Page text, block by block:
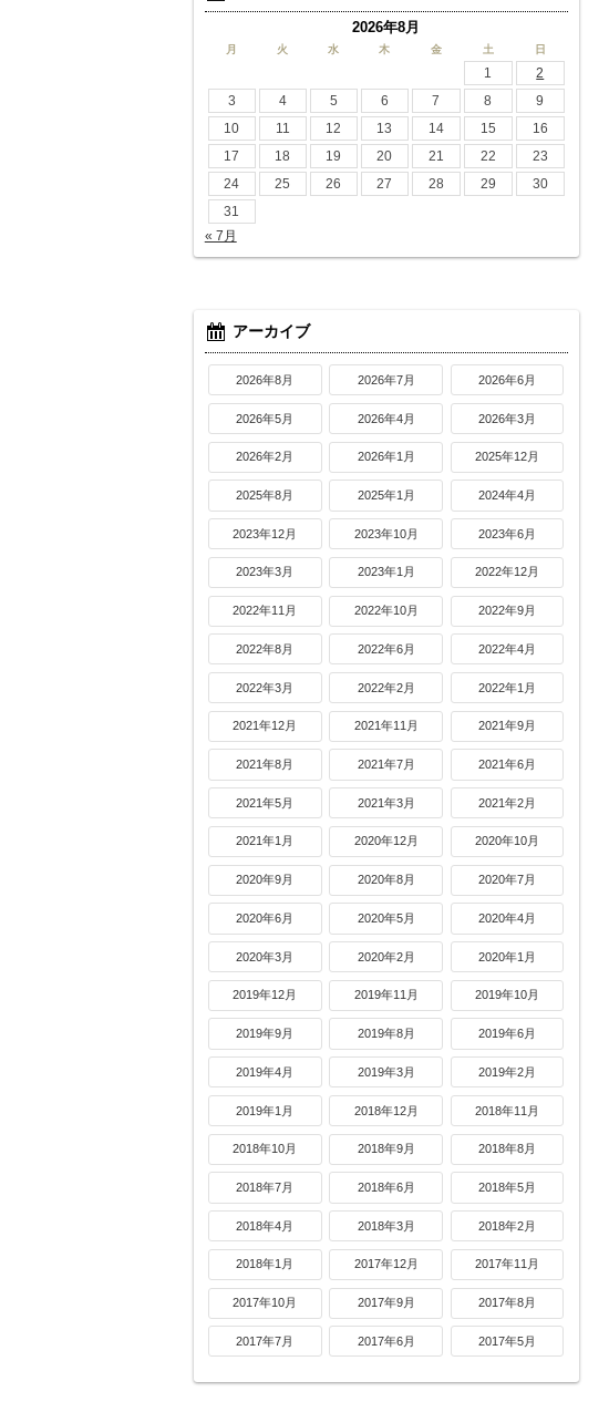
2026年8月
月 火 水 木 金 土 日
1
2
3
4 5 6 7 8
9
10
11 12 13 14 15
16
17
18 19 20 21 22
23
24
25 26 27 28 29
30
31
« 7月
アーカイブ
2026年8月 2026年7月 2026年6月
2026年5月 2026年4月 2026年3月
2026年2月 2026年1月 2025年12月
2025年8月 2025年1月 2024年4月
2023年12月 2023年10月 2023年6月
2023年3月 2023年1月 2022年12月
2022年11月 2022年10月 2022年9月
2022年8月 2022年6月 2022年4月
2022年3月 2022年2月 2022年1月
2021年12月 2021年11月 2021年9月
2021年8月 2021年7月 2021年6月
2021年5月 2021年3月 2021年2月
2021年1月 2020年12月 2020年10月
2020年9月 2020年8月 2020年7月
2020年6月 2020年5月 2020年4月
2020年3月 2020年2月 2020年1月
2019年12月 2019年11月 2019年10月
2019年9月 2019年8月 2019年6月
2019年4月 2019年3月 2019年2月
2019年1月 2018年12月 2018年11月
2018年10月 2018年9月 2018年8月
2018年7月 2018年6月 2018年5月
2018年4月 2018年3月 2018年2月
2018年1月 2017年12月 2017年11月
2017年10月 2017年9月 2017年8月
2017年7月 2017年6月 2017年5月